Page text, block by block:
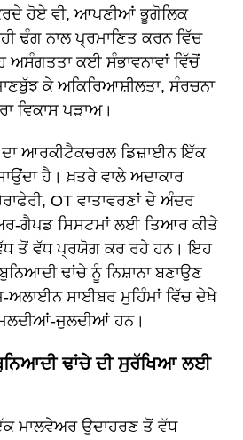
ਹੋਏ ਵੀ, ਆਪਣੀਆਂ ਭੂਗੋਲਿਕ
ਢੰਗ ਨਾਲ ਪ੍ਰਮਾਣਿਤ ਕਰਨ ਵਿੱਚ
ਕਈ ਸੰਭਾਵਨਾਵਾਂ ਵਿੱਚੋਂ
ਕੇ ਅਕਿਰਿਆਸ਼ੀਲਤਾ, ਸੰਰਚਨਾ
ਵਿਕਾਸ ਪੜਾਅ।
ਦਾ ਆਰਕੀਟੈਕਚਰਲ ਡਿਜ਼ਾਈਨ ਇੱਕ
ਹੈ। ਖ਼ਤਰੇ ਵਾਲੇ ਅਦਾਕਾਰ
OT ਵਾਤਾਵਰਣਾਂ ਦੇ ਅੰਦਰ
ਗੈਪਡ ਸਿਸਟਮਾਂ ਲਈ ਤਿਆਰ ਕੀਤੇ
ਤੋਂ ਵੱਧ ਪ੍ਰਯੋਗ ਕਰ ਰਹੇ ਹਨ। ਇਹ
ਢਾਂਚੇ ਨੂੰ ਨਿਸ਼ਾਨਾ ਬਣਾਉਣ
ਅਲਾਈਨ ਸਾਈਬਰ ਮੁਹਿੰਮਾਂ ਵਿੱਚ ਦੇਖੇ
ਜੁਲਦੀਆਂ ਹਨ।
ਢਾਂਚੇ ਦੀ ਸੁਰੱਖਿਆ ਲਈ
ਮਾਲਵੇਅਰ ਉਦਾਹਰਣ ਤੋਂ ਵੱਧ